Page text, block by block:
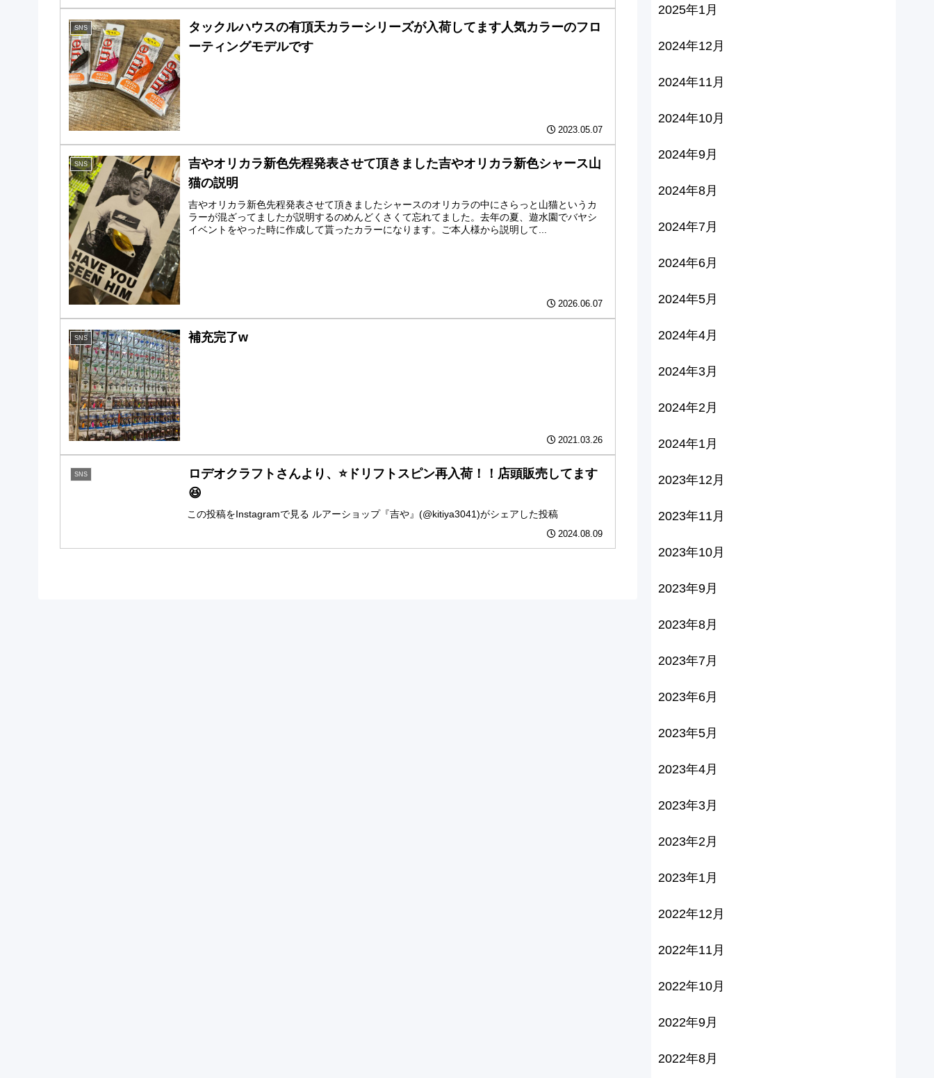
SNS
タックルハウスの有頂天カラーシリーズが入荷してます️人気カラーのフロ
ーティングモデルです
2023.05.07
SNS
吉やオリカラ新色先程発表させて頂きました吉やオリカラ新色シャース山
猫の説明
吉やオリカラ新色先程発表させて頂きましたシャースのオリカラの中にさらっと山猫というカ
ラーが混ざってましたが説明するのめんどくさくて忘れてました。去年の夏、遊水園でバヤシ
イベントをやった時に作成して貰ったカラーになります。ご本人様から説明して...
2026.06.07
SNS 補充完了w
2021.03.26
SNS
ロデオクラフトさんより、⭐️ドリフトスピン再入荷！！店頭販売してます
😆
この投稿をInstagramで見る ルアーショップ『吉や』(@kitiya3041)がシェアした投稿
2024.08.09
2025年1月
2024年12月
2024年11月
2024年10月
2024年9月
2024年8月
2024年7月
2024年6月
2024年5月
2024年4月
2024年3月
2024年2月
2024年1月
2023年12月
2023年11月
2023年10月
2023年9月
2023年8月
2023年7月
2023年6月
2023年5月
2023年4月
2023年3月
2023年2月
2023年1月
2022年12月
2022年11月
2022年10月
2022年9月
2022年8月